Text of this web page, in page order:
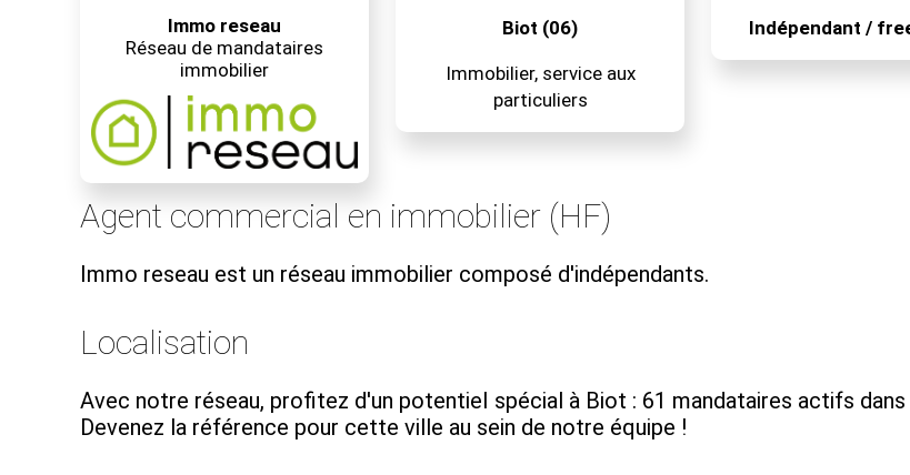
Immo reseau
Réseau de mandataires
immobilier
Biot (06)
Immobilier, service aux
particuliers
Indépendant /
Agent commercial en immobilier (HF)
Immo reseau est un réseau immobilier composé d'indépendants.
Localisation
Avec notre réseau, profitez d'un potentiel spécial à Biot : 61 mandataires actifs
Devenez la référence pour cette ville au sein de notre équipe !